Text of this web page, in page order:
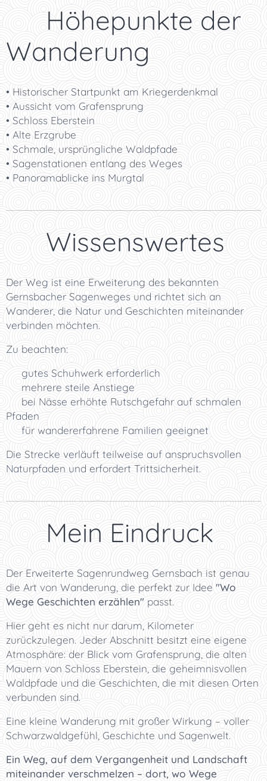
📸 Höhepunkte der
Wanderung
• Historischer Startpunkt am Kriegerdenkmal
• Aussicht vom Grafensprung
• Schloss Eberstein
• Alte Erzgrube
• Schmale, ursprüngliche Waldpfade
• Sagenstationen entlang des Weges
• Panoramablicke ins Murgtal
💡 Wissenswertes
Der Weg ist eine Erweiterung des bekannten
Gernsbacher Sagenweges und richtet sich an
Wanderer, die Natur und Geschichten miteinander
verbinden möchten.
Zu beachten:
🥾 gutes Schuhwerk erforderlich
⛰️ mehrere steile Anstiege
🌧️ bei Nässe erhöhte Rutschgefahr auf schmalen
Pfaden
👨‍👩‍👧 für wandererfahrene Familien geeignet
Die Strecke verläuft teilweise auf anspruchsvollen
Naturpfaden und erfordert Trittsicherheit.
⭐ Mein Eindruck
Der Erweiterte Sagenrundweg Gernsbach ist genau
die Art von Wanderung, die perfekt zur Idee "Wo
Wege Geschichten erzählen" passt.
Hier geht es nicht nur darum, Kilometer
zurückzulegen. Jeder Abschnitt besitzt eine eigene
Atmosphäre: der Blick vom Grafensprung, die alten
Mauern von Schloss Eberstein, die geheimnisvollen
Waldpfade und die Geschichten, die mit diesen Orten
verbunden sind.
Eine kleine Wanderung mit großer Wirkung – voller
Schwarzwaldgefühl, Geschichte und Sagenwelt.
Ein Weg, auf dem Vergangenheit und Landschaft
miteinander verschmelzen – dort, wo Wege